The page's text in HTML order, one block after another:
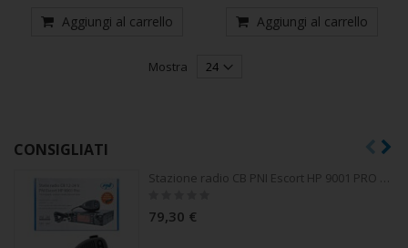
Aggiungi al carrello Aggiungi al carrello
Mostra
CONSIGLIATI
79,30 €